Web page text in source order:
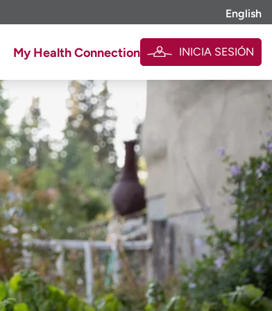
English
My Health Connection INICIA SESIÓN